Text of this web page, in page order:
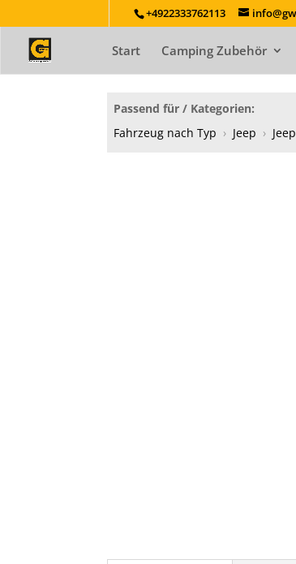
+4922333762113
Start Camping Zubehör
Passend für / Kategorien:
Fahrzeug nach Typ › Jeep ›